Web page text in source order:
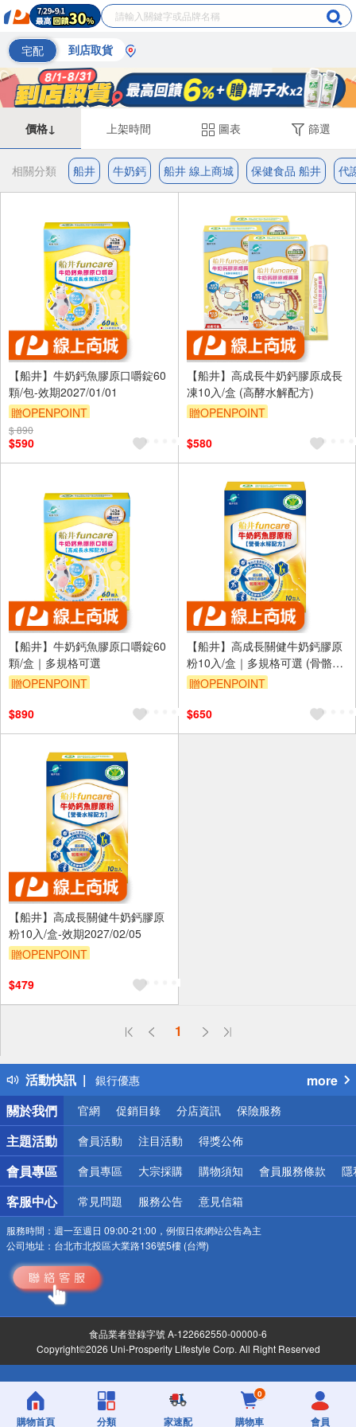
宅配 到店取貨
價格↓ 上架時間 圖表 篩選
相關分類 船井 牛奶鈣 船井 線上商城 保健食品 船井 代
【船井】牛奶鈣魚膠原口嚼錠60
顆/包-效期2027/01/01
贈OPENPOINT
$ 890
$590
【船井】高成長牛奶鈣膠原成長
凍10入/盒 (高酵水解配方)
贈OPENPOINT
$580
【船井】牛奶鈣魚膠原口嚼錠60
顆/盒｜多規格可選
贈OPENPOINT
$890
【船井】高成長關健牛奶鈣膠原
粉10入/盒｜多規格可選 (骨骼保
健X成長補給)
贈OPENPOINT
$650
【船井】高成長關健牛奶鈣膠原
粉10入/盒-效期2027/02/05
贈OPENPOINT
$479
1
活動快訊
詐騙網頁！請小心！
熱門話題
銀行優惠
偏遠地區配送
詐騙網頁！請小心！
more
關於我們
官網 促銷目錄 分店資訊 保險服務
主題活動 會員活動 注目活動 得獎公佈
會員專區 會員專區 大宗採購 購物須知 會員服務條款 隱
客服中心 常見問題 服務公告 意見信箱
服務時間： 週一至週日 09:00-21:00，例假日依網站公告為主
公司地址： 台北市北投區大業路136號5樓 (台灣)
食品業者登錄字號 A-122662550-00000-6
Copyright©2026 Uni-Prosperity Lifestyle Corp. All Right Reserved
購物首頁 分類 家速配
0
購物車 會員